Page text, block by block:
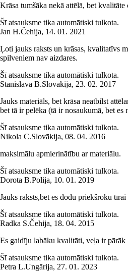
Krāsa tumšāka nekā attēlā, bet kvalitāte
Šī atsauksme tika automātiski tulkota.
Jan H.Čehija, 14. 01. 2021
Ļoti jauks raksts un krāsas, kvalitatīvs
spilveniem nav aizdares.
Šī atsauksme tika automātiski tulkota.
Stanislava B.Slovākija, 23. 02. 2017
Jauks materiāls, bet krāsa neatbilst
bet tā ir pelēka (tā ir nosaukumā, bet es
Šī atsauksme tika automātiski tulkota.
Nikola C.Slovākija, 08. 04. 2016
maksimālu apmierinātību ar materiālu.
Šī atsauksme tika automātiski tulkota.
Dorota B.Polija, 10. 01. 2019
Jauks raksts,bet es dodu priekšroku
Šī atsauksme tika automātiski tulkota.
Radka S.Čehija, 18. 04. 2015
Es gaidīju labāku kvalitāti, veļa ir pārāk
Šī atsauksme tika automātiski tulkota.
Petra L.Ungārija, 27. 01. 2023